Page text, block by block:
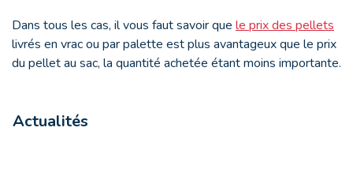
Dans tous les cas, il vous faut savoir que le prix des pellets
livrés en vrac ou par palette est plus avantageux que le prix
du pellet au sac, la quantité achetée étant moins importante.
Actualités